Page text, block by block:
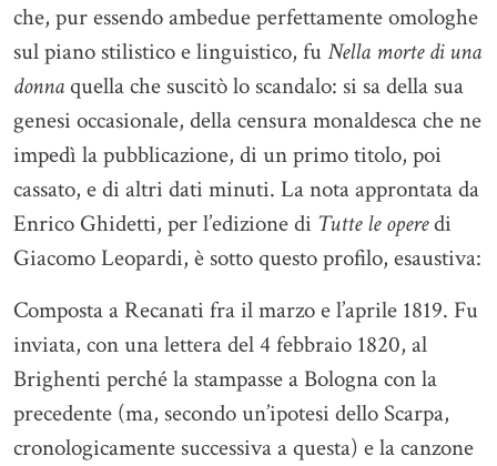
che, pur essendo ambedue perfettamente omologhe
sul piano stilistico e linguistico, fuNella morte di una
donnaquella che suscitò lo scandalo: si sa della sua
genesi occasionale, della censura monaldesca che ne
impedì la pubblicazione, di un primo titolo, poi
cassato, e di altri dati minuti. La nota approntata da
Enrico Ghidetti, per l’edizione di Tutte le operedi
Giacomo Leopardi, è sotto questo profilo, esaustiva:
Composta a Recanati fra il marzo e l’aprile 1819. Fu
inviata, con una lettera del 4 febbraio 1820, al
Brighenti perché la stampasse a Bologna con la
precedente (ma, secondo un’ipotesi dello Scarpa,
cronologicamente successiva a questa) e la canzone